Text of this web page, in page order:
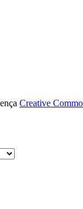
Creative